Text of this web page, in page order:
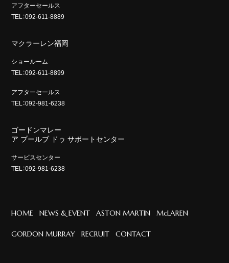
アフターセールス
TEL：092-611-8889
マクラーレン福岡
ショールーム
TEL：092-611-8899
アフターセールス
TEL：092-981-6238
ゴードンマレー
ア プールブ ドゥ サポートセンター
サービスセンター
TEL：092-981-6238
HOME NEWS & EVENT ASTON MARTIN McLAREN
GORDON MURRAY RECRUIT CONTACT